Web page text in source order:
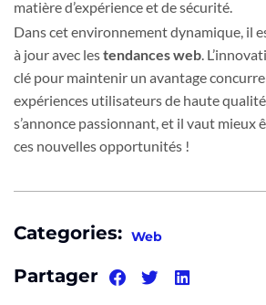
matière d’expérience et de sécurité.
Dans cet environnement dynamique, il
à jour avec lestendances web.
clé pour maintenir un avantage
expériences utilisateurs de haute
s’annonce passionnant, et il vaut mieux
ces nouvelles opportunités !
Categories: Web
Partager